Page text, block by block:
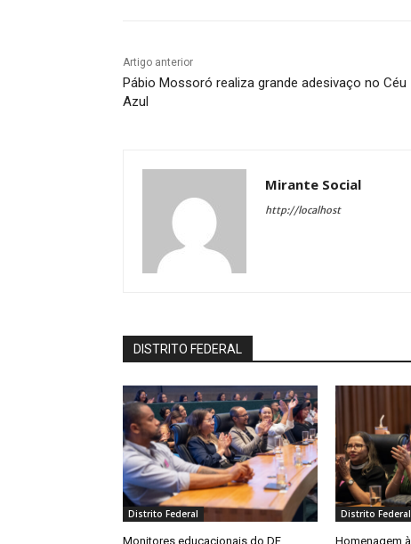
Artigo anterior
Pábio Mossoró realiza grande adesivaço no Céu
Azul
Mirante Social
http://localhost
DISTRITO FEDERAL
Distrito Federal
Monitores educacionais do DF
Distrito Federal
Homenagem